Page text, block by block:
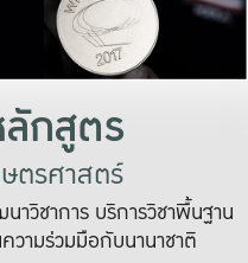
เพื่อทำง
ระบบสารสนเทศ
กสูตร
ตรศาสตร์
วิชาการ บริการวิชาพื้นฐาน
วามร่วมมือกับนานาชาติ